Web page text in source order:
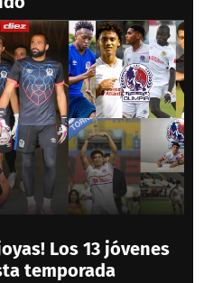
Los 13 jóvenes
temporada